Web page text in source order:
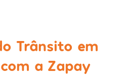
Trânsito em
a Zapay